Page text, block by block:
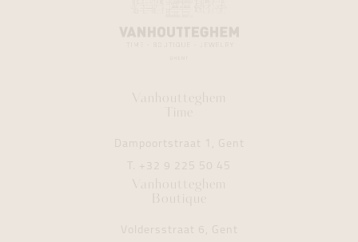
Vanhoutteghem
Time
Dampoortstraat 1, Gent
T. +32 9 225 50 45
Vanhoutteghem
Boutique
Voldersstraat 6, Gent